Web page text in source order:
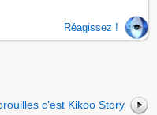
Réagissez !
c’est Kikoo Story